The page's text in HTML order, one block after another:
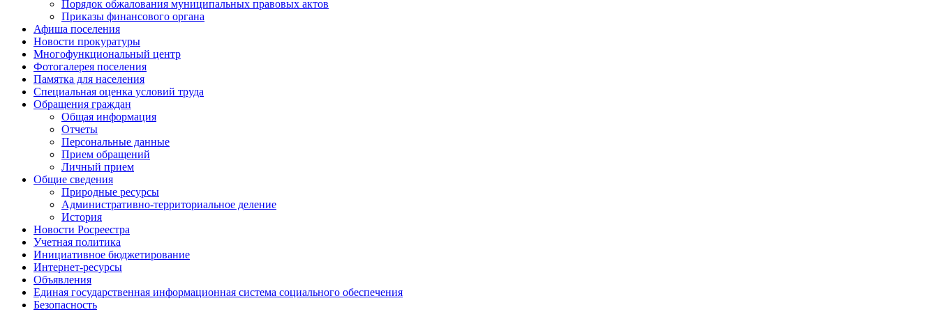
Порядок обжалования муниципальных правовых актов
Приказы финансового органа
Афиша поселения
Новости прокуратуры
Многофункциональный центр
Фотогалерея поселения
Памятка для населения
Специальная оценка условий труда
Обращения граждан
Общая информация
Отчеты
Персональные данные
Прием обращений
Личный прием
Общие сведения
Природные ресурсы
Административно-территориальное деление
История
Новости Росреестра
Учетная политика
Инициативное бюджетирование
Интернет-ресурсы
Объявления
Единая государственная информационная система социального обеспечения
Безопасность